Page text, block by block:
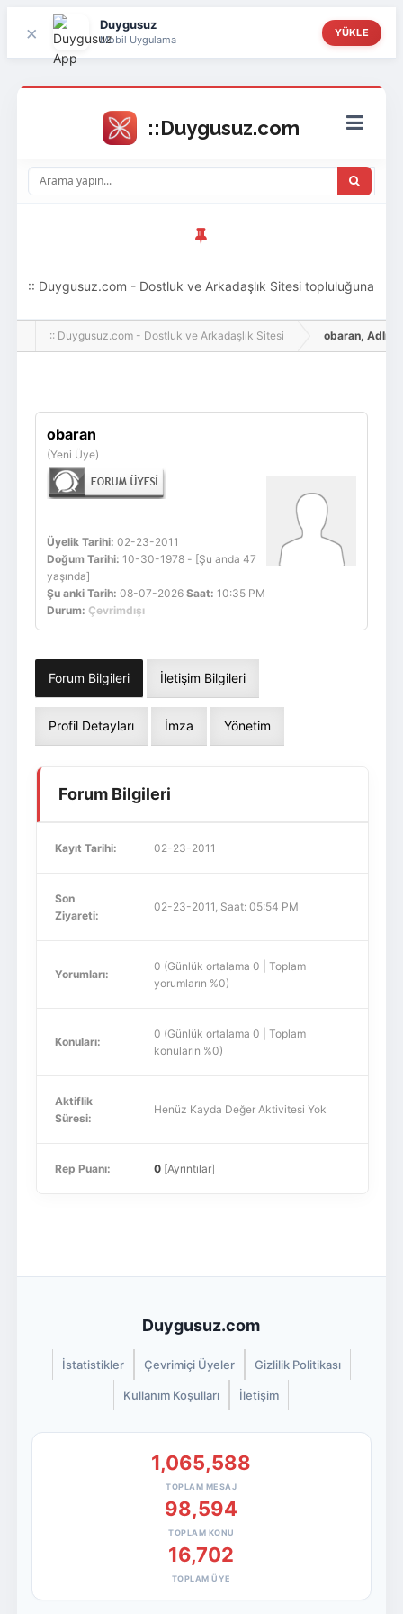
× Duygusuz
Mobil Uygulama
YÜKLE
:: Duygusuz.com - Dostluk ve Arkadaşlık Sitesi topluluğuna
hoş geldin ziyaretçi! Aramıza katılmak istersen kayıt
:: Duygusuz.com - Dostluk ve Arkadaşlık Sitesi obaran, Adlı
obaran
(Yeni Üye)
Üyelik Tarihi: 02-23-2011
Doğum Tarihi: 10-30-1978 - [Şu anda 47
yaşında]
Şu anki Tarih: 08-07-2026 Saat: 10:35 PM
Durum: Çevrimdışı
Forum Bilgileri İletişim Bilgileri
Profil Detayları İmza Yönetim
Forum Bilgileri
Kayıt Tarihi: 02-23-2011
Son
Ziyareti:
02-23-2011, Saat: 05:54 PM
Yorumları:
0 (Günlük ortalama 0 | Toplam
yorumların %0)
Konuları:
0 (Günlük ortalama 0 | Toplam
konuların %0)
Aktiflik
Süresi:
Henüz Kayda Değer Aktivitesi Yok
Rep Puanı: 0[Ayrıntılar]
Duygusuz.com
İstatistikler Çevrimiçi Üyeler Gizlilik Politikası
Kullanım Koşulları İletişim
1,065,588
TOPLAM MESAJ
98,594
TOPLAM KONU
16,702
TOPLAM ÜYE